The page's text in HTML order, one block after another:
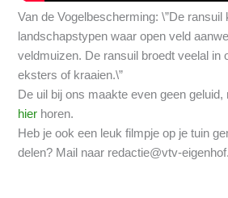
Van de Vogelbescherming: \”De
landschapstypen waar open veld
veldmuizen. De ransuil broedt veelal in
eksters of kraaien.\”
De uil bij ons maakte even geen geluid,
hier horen.
Heb je ook een leuk filmpje op je tuin
delen? Mail naar redactie@vtv-